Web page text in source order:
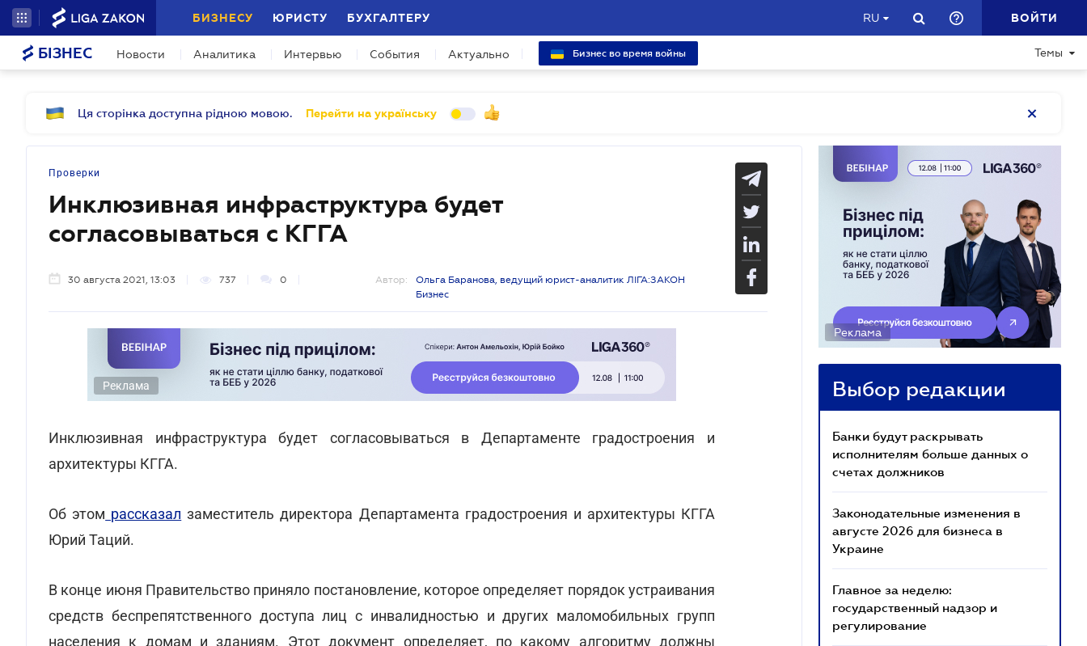
БИЗНЕСУ ЮРИСТУ БУХГАЛТЕРУ RU ВОЙТИ
БІЗНЕС Новости Аналитика Интервью События Актуально Бизнес во время войны Темы
Ця сторінка доступна рідною мовою. Перейти на українську
Проверки
Инклюзивная инфраструктура будет
согласовываться с КГГА
30 августа 2021, 13:03 737 0 Автор:
Ольга Баранова, ведущий юрист-аналитик ЛІГА:ЗАКОН
Бизнес
Реклама
Инклюзивная инфраструктура будет согласовываться в Департаменте градостроения и
архитектуры КГГА.
Об этом рассказал заместитель директора Департамента градостроения и архитектуры КГГА
Юрий Таций.
В конце июня Правительство приняло постановление, которое определяет порядок устраивания
средств беспрепятственного доступа лиц с инвалидностью и других маломобильных групп
населения к домам и зданиям. Этот документ определяет, по какому алгоритму должны
Реклама
Выбор редакции
Банки будут раскрывать
исполнителям больше данных о
счетах должников
Законодательные изменения в
августе 2026 для бизнеса в
Украине
Главное за неделю:
государственный надзор и
регулирование